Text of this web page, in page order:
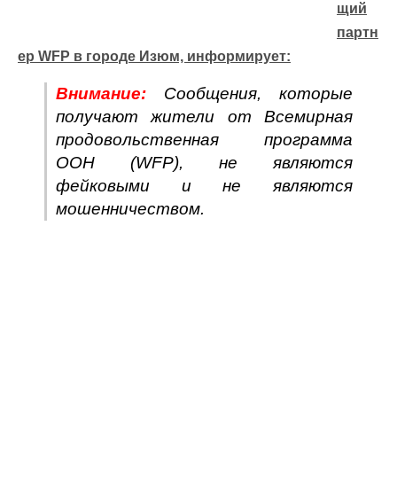
щий
партн
ер WFP в городе Изюм, информирует:
Внимание: Сообщения, которые
получают жители от Всемирная
продовольственная программа
ООН (WFP), не являются
фейковыми и не являются
мошенничеством.